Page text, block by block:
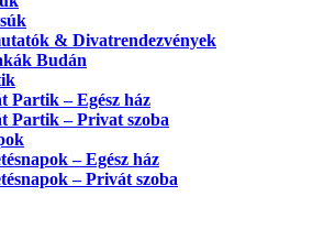
& Divatrendezvények
Budán
Partik – Egész ház
Partik – Privat szoba
– Egész ház
– Privát szoba